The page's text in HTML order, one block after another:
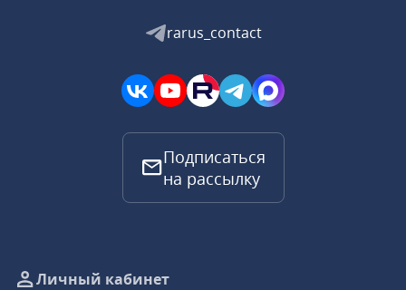
rarus_contact
Подписаться
на рассылку
Личный кабинет